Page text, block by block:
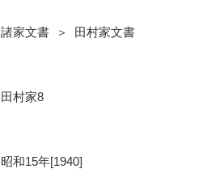
諸家文書 ＞ 田村家文書
田村家8
昭和15年[1940]